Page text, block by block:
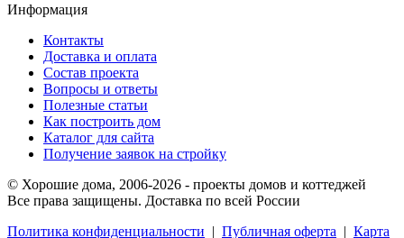
Информация
Контакты
Доставка и оплата
Состав проекта
Вопросы и ответы
Полезные статьи
Как построить дом
Каталог для сайта
Получение заявок на стройку
© Хорошие дома, 2006-2026 - проекты домов и коттеджей
Все права защищены. Доставка по всей России
Политика конфиденциальности | Публичная оферта | Карта